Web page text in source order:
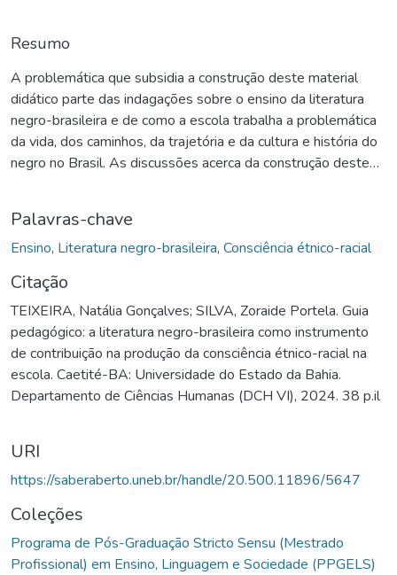
Resumo
A problemática que subsidia a construção deste material
didático parte das indagações sobre o ensino da literatura
negro-brasileira e de como a escola trabalha a problemática
da vida, dos caminhos, da trajetória e da cultura e história do
negro no Brasil. As discussões acerca da construção deste
literatura negro-brasileira numa perspectiva de ensino que
visa colaborar para a construção da consciência étnico-racial
organiza em três partes: primeira, com uma breve
contextualização, apresentando os objetivos e
intencionalidades; segunda, com apresentação de
informações referentes aos objetos de conhecimento,
principalmente, em relação ao ensino da literatura negro-
brasileira; terceiro, com apresentação de sugestões de
promova a quebra de silenciamentos historicamente
impostos, de modo que estimule a discussão sobre
questões raciais e que fortaleçam a autoestima negra e
contribuam para desestruturar o racismo.
Palavras-chave
Ensino, Literatura negro-brasileira, Consciência étnico-racial
Citação
TEIXEIRA, Natália Gonçalves; SILVA, Zoraide Portela. Guia
pedagógico: a literatura negro-brasileira como instrumento
de contribuição na produção da consciência étnico-racial na
escola. Caetité-BA: Universidade do Estado da Bahia.
Departamento de Ciências Humanas (DCH VI), 2024. 38 p.il
URI
https://saberaberto.uneb.br/handle/20.500.11896/5647
Coleções
Programa de Pós-Graduação Stricto Sensu (Mestrado
Profissional) em Ensino, Linguagem e Sociedade (PPGELS)